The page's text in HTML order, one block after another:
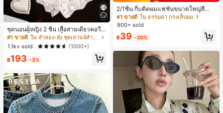
ชุดนอนผู้หญิง 2 ชิ้น เสื้อสายเดี่ยวคอวีลู
กไม้ พร้อมกางเกงขาสั้นแต่งลูกไม้ แต่ง
โบว์ที่เอว ชุดลำลองผู้หญิงนุ่มสบายน่ารั
ก สไตล์เอสเธติก
#1 ขายดี
ใน ลำลอง-ยัง ชุดเลานจ์สำหรับผู้หญิง
1.1k+ sold
(1000+)
฿193 -3%
2/1ชิ้น กิ๊บติดผมแฟชั่นขนาดใหญ่สีน้ำ
ตาลชานมสำหรับผู้หญิง เหมาะสำหรับก
ารอาบน้ำ ล้างหน้า และจัดแต่งทรงผม
#1 ขายดี ใน ธรรมดา กรงเล็บผม
900+ sold
฿39 -20%